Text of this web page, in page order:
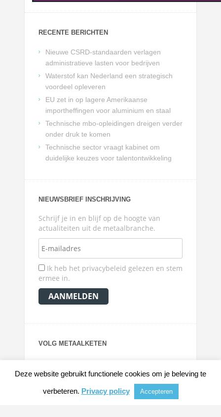
RECENTE BERICHTEN
Nieuwe CSRD-standaarden verlagen
administratieve lasten voor bedrijven
Waterstof kan Nederland een strategisch
voordeel opleveren
EU zet in op lagere Amerikaanse
importheffingen voor aluminium en staal
Technische mbo-opleidingen dreigen verder
onder druk te komen
Technische sector vraagt kabinet om
duidelijke keuzes voor talentontwikkeling
NIEUWSBRIEF INSCHRIJVING
Schrijf je in en blijf op de hoogte van
actualiteiten uit de metaalbranche.
Ik heb het privacybeleid gelezen en stem
ermee in.
VOLG METAALKETEN
Deze website gebruikt functionele cookies om je beleving te
verbeteren. Privacy policy Accepteren